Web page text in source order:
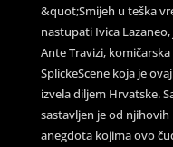
&quot;Smijeh u teška
nastupati Ivica
Ante Travizi,
SplickeScene koja je
izvela diljem Hrvatske.
sastavljen je od
anegdota kojima ovo